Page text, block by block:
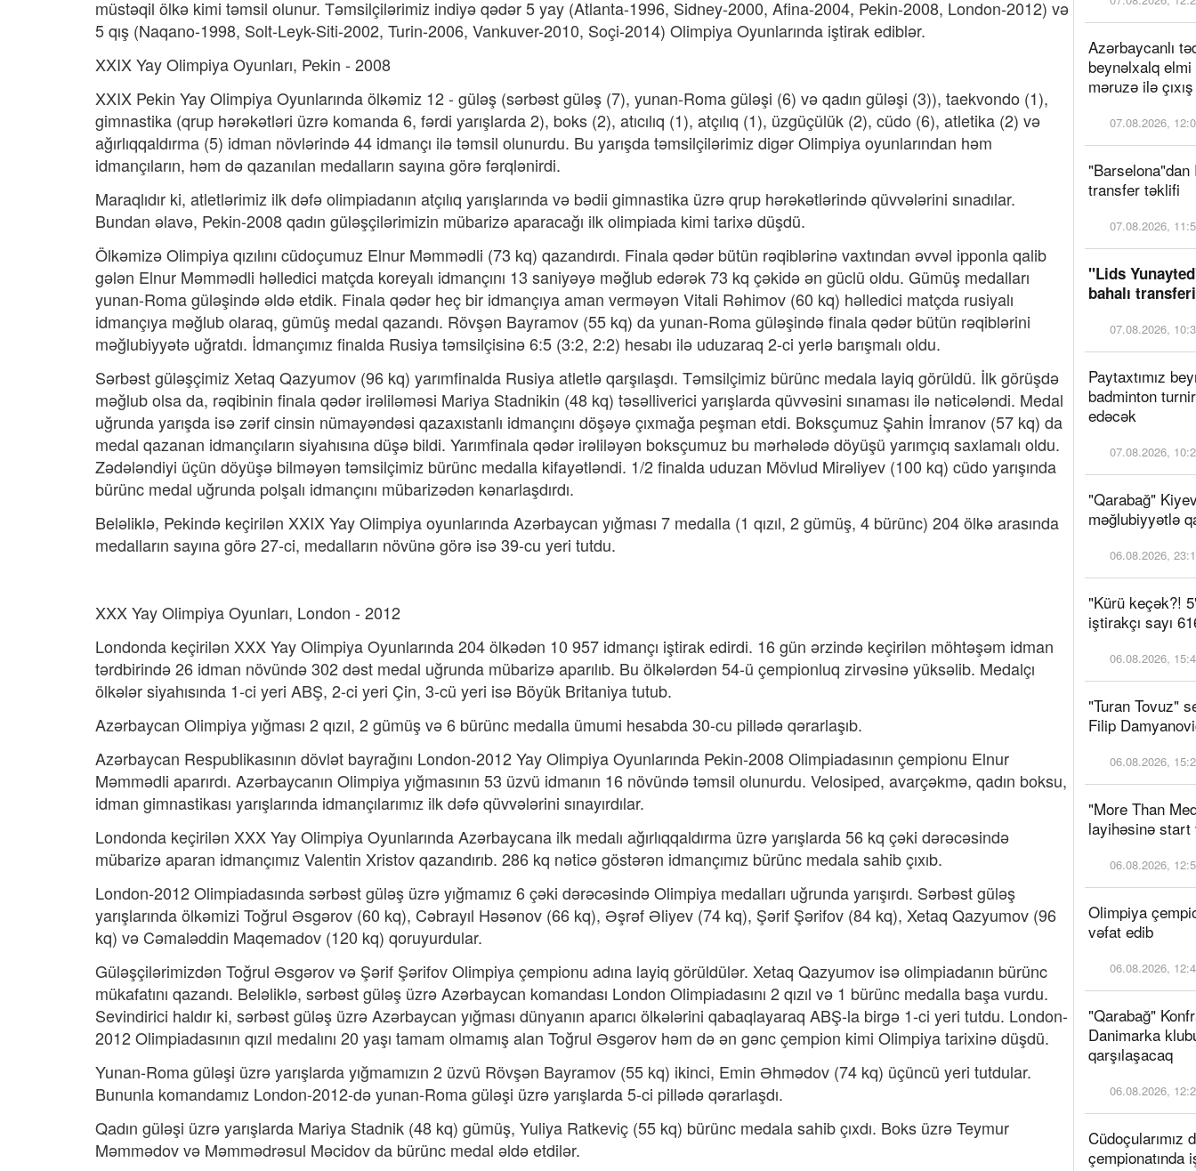
müstəqil ölkə kimi təmsil olunur. Təmsilçilərimiz indiyə qədər 5 yay (Atlanta-1996, Sidney-2000, Afina-2004, Pekin-2008, London-2012) və
5 qış (Naqano-1998, Solt-Leyk-Siti-2002, Turin-2006, Vankuver-2010, Soçi-2014) Olimpiya Oyunlarında iştirak ediblər.
XXIX Yay Olimpiya Oyunları, Pekin - 2008
XXIX Pekin Yay Olimpiya Oyunlarında ölkəmiz 12 - güləş (sərbəst güləş (7), yunan-Roma güləşi (6) və qadın güləşi (3)), taekvondo (1),
gimnastika (qrup hərəkətləri üzrə komanda 6, fərdi yarışlarda 2), boks (2), atıcılıq (1), atçılıq (1), üzgüçülük (2), cüdo (6), atletika (2) və
ağırlıqqaldırma (5) idman növlərində 44 idmançı ilə təmsil olunurdu. Bu yarışda təmsilçilərimiz digər Olimpiya oyunlarından həm
idmançıların, həm də qazanılan medalların sayına görə fərqlənirdi.
Maraqlıdır ki, atletlərimiz ilk dəfə olimpiadanın atçılıq yarışlarında və bədii gimnastika üzrə qrup hərəkətlərində qüvvələrini sınadılar.
Bundan əlavə, Pekin-2008 qadın güləşçilərimizin mübarizə aparacağı ilk olimpiada kimi tarixə düşdü.
Ölkəmizə Olimpiya qızılını cüdoçumuz Elnur Məmmədli (73 kq) qazandırdı. Finala qədər bütün rəqiblərinə vaxtından əvvəl ipponla qalib
gələn Elnur Məmmədli həlledici matçda koreyalı idmançını 13 saniyəyə məğlub edərək 73 kq çəkidə ən güclü oldu. Gümüş medalları
yunan-Roma güləşində əldə etdik. Finala qədər heç bir idmançıya aman verməyən Vitali Rəhimov (60 kq) həlledici matçda rusiyalı
idmançıya məğlub olaraq, gümüş medal qazandı. Rövşən Bayramov (55 kq) da yunan-Roma güləşində finala qədər bütün rəqiblərini
məğlubiyyətə uğratdı. İdmançımız finalda Rusiya təmsilçisinə 6:5 (3:2, 2:2) hesabı ilə uduzaraq 2-ci yerlə barışmalı oldu.
Sərbəst güləşçimiz Xetaq Qazyumov (96 kq) yarımfinalda Rusiya atletlə qarşılaşdı. Təmsilçimiz bürünc medala layiq görüldü. İlk görüşdə
məğlub olsa da, rəqibinin finala qədər irəliləməsi Mariya Stadnikin (48 kq) təsəlliverici yarışlarda qüvvəsini sınaması ilə nəticələndi. Medal
uğrunda yarışda isə zərif cinsin nümayəndəsi qazaxıstanlı idmançını döşəyə çıxmağa peşman etdi. Boksçumuz Şahin İmranov (57 kq) da
medal qazanan idmançıların siyahısına düşə bildi. Yarımfinala qədər irəliləyən boksçumuz bu mərhələdə döyüşü yarımçıq saxlamalı oldu.
Zədələndiyi üçün döyüşə bilməyən təmsilçimiz bürünc medalla kifayətləndi. 1/2 finalda uduzan Mövlud Mirəliyev (100 kq) cüdo yarışında
bürünc medal uğrunda polşalı idmançını mübarizədən kənarlaşdırdı.
Beləliklə, Pekində keçirilən XXIX Yay Olimpiya oyunlarında Azərbaycan yığması 7 medalla (1 qızıl, 2 gümüş, 4 bürünc) 204 ölkə arasında
medalların sayına görə 27-ci, medalların növünə görə isə 39-cu yeri tutdu.
XXX Yay Olimpiya Oyunları, London - 2012
Londonda keçirilən XXX Yay Olimpiya Oyunlarında 204 ölkədən 10 957 idmançı iştirak edirdi. 16 gün ərzində keçirilən möhtəşəm idman
tərdbirində 26 idman növündə 302 dəst medal uğrunda mübarizə aparılıb. Bu ölkələrdən 54-ü çempionluq zirvəsinə yüksəlib. Medalçı
ölkələr siyahısında 1-ci yeri ABŞ, 2-ci yeri Çin, 3-cü yeri isə Böyük Britaniya tutub.
Azərbaycan Olimpiya yığması 2 qızıl, 2 gümüş və 6 bürünc medalla ümumi hesabda 30-cu pillədə qərarlaşıb.
Azərbaycan Respublikasının dövlət bayrağını London-2012 Yay Olimpiya Oyunlarında Pekin-2008 Olimpiadasının çempionu Elnur
Məmmədli aparırdı. Azərbaycanın Olimpiya yığmasının 53 üzvü idmanın 16 növündə təmsil olunurdu. Velosiped, avarçəkmə, qadın boksu,
idman gimnastikası yarışlarında idmançılarımız ilk dəfə qüvvələrini sınayırdılar.
Londonda keçirilən XXX Yay Olimpiya Oyunlarında Azərbaycana ilk medalı ağırlıqqaldırma üzrə yarışlarda 56 kq çəki dərəcəsində
mübarizə aparan idmançımız Valentin Xristov qazandırıb. 286 kq nəticə göstərən idmançımız bürünc medala sahib çıxıb.
London-2012 Olimpiadasında sərbəst güləş üzrə yığmamız 6 çəki dərəcəsində Olimpiya medalları uğrunda yarışırdı. Sərbəst güləş
yarışlarında ölkəmizi Toğrul Əsgərov (60 kq), Cəbrayıl Həsənov (66 kq), Əşrəf Əliyev (74 kq), Şərif Şərifov (84 kq), Xetaq Qazyumov (96
kq) və Cəmaləddin Maqemadov (120 kq) qoruyurdular.
Güləşçilərimizdən Toğrul Əsgərov və Şərif Şərifov Olimpiya çempionu adına layiq görüldülər. Xetaq Qazyumov isə olimpiadanın bürünc
mükafatını qazandı. Beləliklə, sərbəst güləş üzrə Azərbaycan komandası London Olimpiadasını 2 qızıl və 1 bürünc medalla başa vurdu.
Sevindirici haldır ki, sərbəst güləş üzrə Azərbaycan yığması dünyanın aparıcı ölkələrini qabaqlayaraq ABŞ-la birgə 1-ci yeri tutdu. London-
2012 Olimpiadasının qızıl medalını 20 yaşı tamam olmamış alan Toğrul Əsgərov həm də ən gənc çempion kimi Olimpiya tarixinə düşdü.
Yunan-Roma güləşi üzrə yarışlarda yığmamızın 2 üzvü Rövşən Bayramov (55 kq) ikinci, Emin Əhmədov (74 kq) üçüncü yeri tutdular.
Bununla komandamız London-2012-də yunan-Roma güləşi üzrə yarışlarda 5-ci pillədə qərarlaşdı.
Qadın güləşi üzrə yarışlarda Mariya Stadnik (48 kq) gümüş, Yuliya Ratkeviç (55 kq) bürünc medala sahib çıxdı. Boks üzrə Teymur
Məmmədov və Məmmədrəsul Məcidov da bürünc medal əldə etdilər.
Azərbaycanlı
beynəlxalq
məruzə ilə
07.08.2026,
"Barselona"dan
transfer təklifi
07.08.2026,
"Lids
bahalı
07.08.2026,
Paytaxtımız
badminton
edəcək
07.08.2026,
"Qarabağ"
məğlubiyyətlə
06.08.2026,
"Kürü keçək?!
iştirakçı sayı
06.08.2026,
"Turan Tovuz"
Filip
06.08.2026,
"More Than
layihəsinə start
06.08.2026,
Olimpiya
vəfat edib
06.08.2026,
"Qarabağ"
Danimarka
qarşılaşacaq
06.08.2026,
Cüdoçularımız
çempionatında